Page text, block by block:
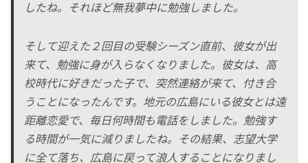
したね。それほど無我夢中に勉強しました。
そして迎えた２回目の受験シーズン直前、彼女が出
来て、勉強に身が入らなくなりました。彼女は、高
校時代に好きだった子で、突然連絡が来て、付き合
うことになったんです。地元の広島にいる彼女とは遠
距離恋愛で、毎日何時間も電話をしました。勉強す
る時間が一気に減りましたね。その結果、志望大学
に全て落ち、広島に戻って浪人することになりまし